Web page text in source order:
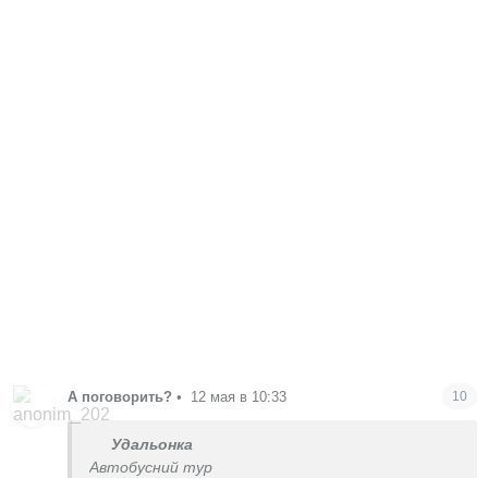
А поговорить? • 12 мая в 10:33 10
Удальонка
Автобусний тур